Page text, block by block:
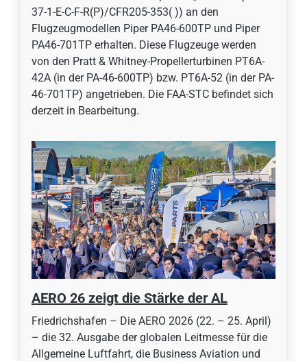
37-1-E-C-F-R(P)/CFR205-353( )) an den
Flugzeugmodellen Piper PA46-600TP und Piper
PA46-701TP erhalten. Diese Flugzeuge werden
von den Pratt & Whitney-Propellerturbinen PT6A-
42A (in der PA-46-600TP) bzw. PT6A-52 (in der PA-
46-701TP) angetrieben. Die FAA-STC befindet sich
derzeit in Bearbeitung.
AERO 26 zeigt die Stärke der AL
Friedrichshafen – Die AERO 2026 (22. – 25. April)
– die 32. Ausgabe der globalen Leitmesse für die
Allgemeine Luftfahrt, die Business Aviation und